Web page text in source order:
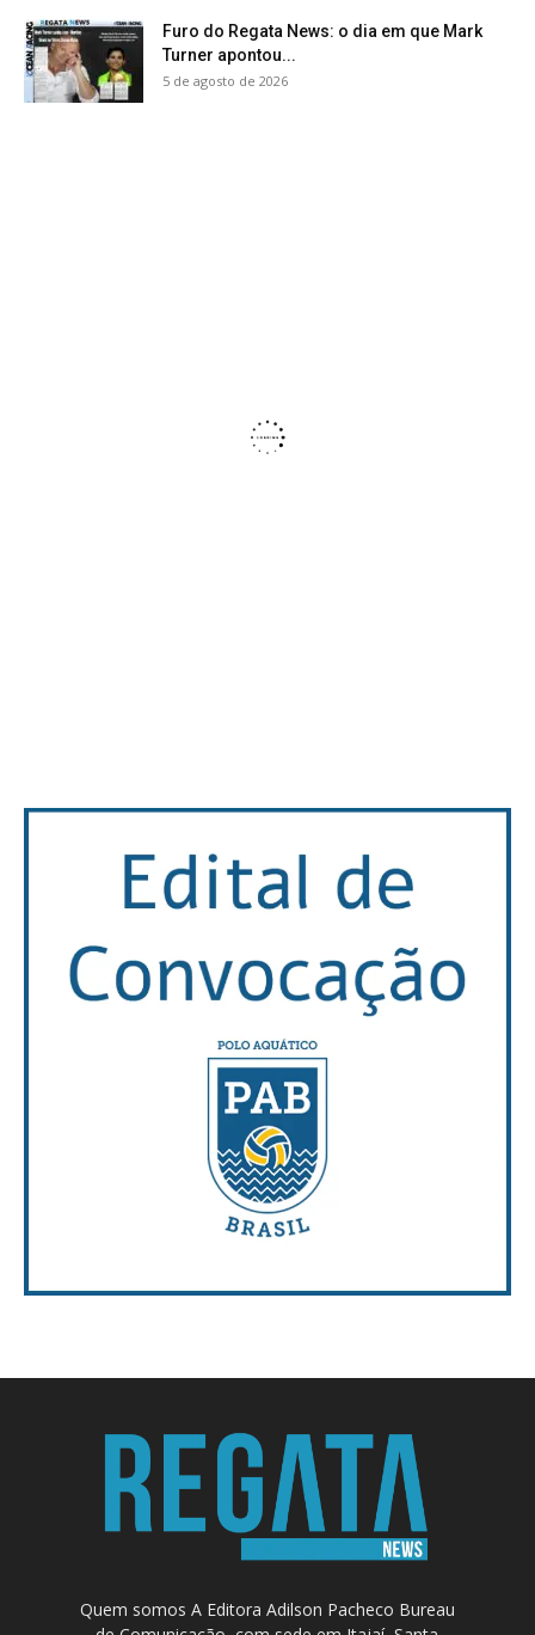
Furo do Regata News: o dia em que Mark
Turner apontou...
5 de agosto de 2026
Quem somos A Editora Adilson Pacheco Bureau